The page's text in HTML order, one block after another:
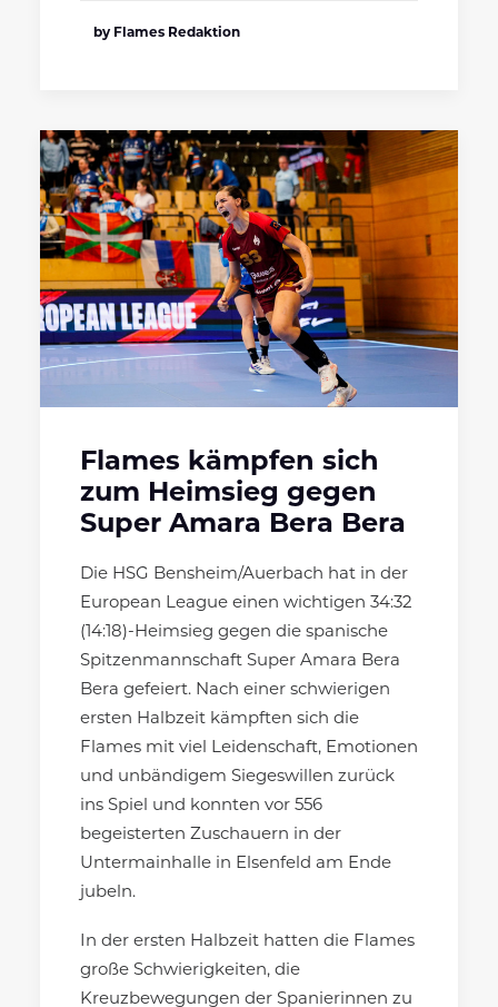
by Flames Redaktion
Flames kämpfen sich
zum Heimsieg gegen
Super Amara Bera Bera
Die HSG Bensheim/Auerbach hat in der
European League einen wichtigen 34:32
(14:18)-Heimsieg gegen die spanische
Spitzenmannschaft Super Amara Bera
Bera gefeiert. Nach einer schwierigen
ersten Halbzeit kämpften sich die
Flames mit viel Leidenschaft, Emotionen
und unbändigem Siegeswillen zurück
ins Spiel und konnten vor 556
begeisterten Zuschauern in der
Untermainhalle in Elsenfeld am Ende
jubeln.
In der ersten Halbzeit hatten die Flames
große Schwierigkeiten, die
Kreuzbewegungen der Spanierinnen zu